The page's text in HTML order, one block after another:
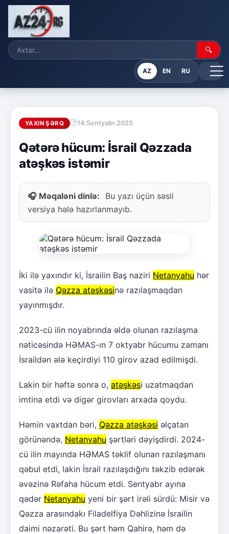
🔍
AZ EN RU
YAXIN ŞƏRQ 14.Sentyabr.2025
Qətərə hücum: İsrail Qəzzada
atəşkəs istəmir
🎧 Məqaləni dinlə:
Bu yazı üçün səsli
versiya hələ hazırlanmayıb.
İki ilə yaxındır ki, İsrailin Baş naziri Netanyahu hər
vasitə ilə Qəzza atəşkəsinə razılaşmaqdan
yayınmışdır.
2023-cü ilin noyabrında əldə olunan razılaşma
nəticəsində HƏMAS-ın 7 oktyabr hücumu zamanı
İsraildən ələ keçirdiyi 110 girov azad edilmişdi.
Lakin bir həftə sonra o, atəşkəsi uzatmaqdan
imtina etdi və digər girovları arxada qoydu.
Həmin vaxtdan bəri, Qəzza atəşkəsi əlçatan
görünəndə, Netanyahu şərtləri dəyişdirdi. 2024-
cü ilin mayında HƏMAS təklif olunan razılaşmanı
qəbul etdi, lakin İsrail razılaşdığını təkzib edərək
əvəzinə Rəfaha hücum etdi. Sentyabr ayına
qədər Netanyahu yeni bir şərt irəli sürdü: Misir və
Qəzza arasındakı Filadelfiya Dəhlizinə İsrailin
daimi nəzarəti. Bu şərt həm Qahirə, həm də